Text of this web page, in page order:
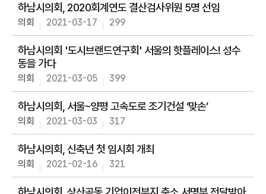
회
의
록
인
터
넷
방
송
열
린
광
장
하남시의회, 2020회계연도 결산검사위원 5명 선임
의회 2021-03-17 299
하남시의회 '도시브랜드연구회' 서울의 핫플레이스! 성수
동을 가다
의회 2021-03-05 399
하남시의회, 서울~양평 고속도로 조기건설 ‘맞손’
의회 2021-03-03 317
하남시의회, 신축년 첫 임시회 개최
의회 2021-02-16 321